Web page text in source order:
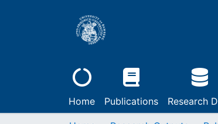
Home Publications Research